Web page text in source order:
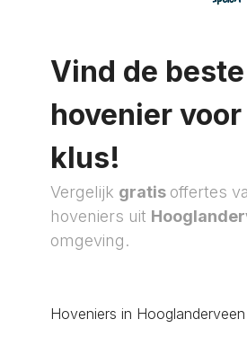
Vind de beste
hovenier
klus!
Vergelijk gratis offertes
hoveniers uit
omgeving.
Hoveniers in Hooglanderveen